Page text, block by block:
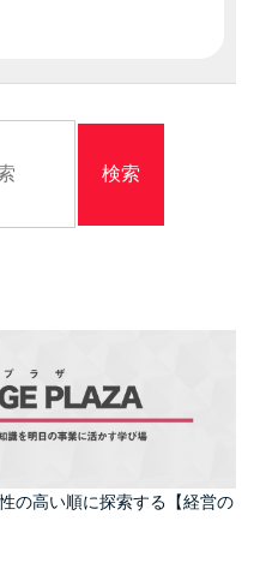
の高い順に探索する【経営の